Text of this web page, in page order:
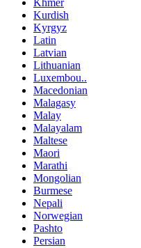
Kurdish
Kyrgyz
Latin
Latvian
Lithuanian
Luxembou..
Macedonian
Malagasy
Malay
Malayalam
Maltese
Maori
Marathi
Mongolian
Burmese
Nepali
Norwegian
Pashto
Persian